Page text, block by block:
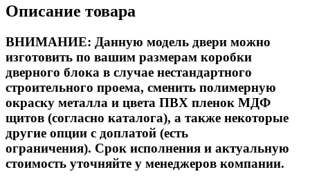
Описание товара
ВНИМАНИЕ: Данную модель двери можно
изготовить по вашим размерам коробки
дверного блока в случае нестандартного
строительного проема, сменить полимерную
окраску металла и цвета ПВХ пленок МДФ
щитов (согласно каталога), а также некоторые
другие опции с доплатой (есть
ограничения). Срок исполнения и актуальную
стоимость уточняйте у менеджеров компании.